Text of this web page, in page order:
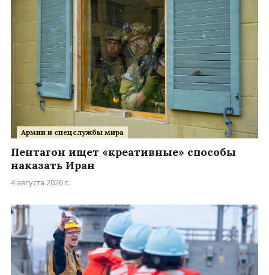
Армии и спецслужбы мира
Пентагон ищет «креативные» способы
наказать Иран
4 августа 2026 г.